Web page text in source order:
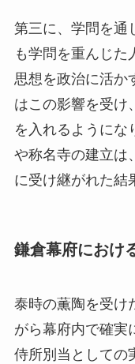
第三に、学問を通
も学問を重んじた
思想を政治に活か
はこの影響を受け
を入れるようにな
や称名寺の建立は
に受け継がれた結
鎌倉幕府におけ
泰時の薫陶を受け
がら幕府内で確実
侍所別当としての